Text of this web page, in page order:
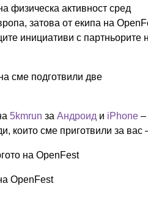
физическа активност сред
затова от екипа на
инициативи с партньорите
сме подготвили две
5kmrun за Андроид и iPhone –
които сме приготвили за вас
на OpenFest
OpenFest